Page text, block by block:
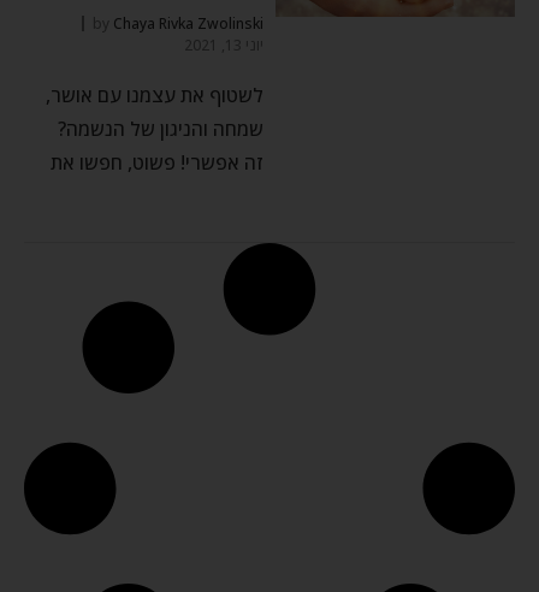
by Chaya Rivka Zwolinski
יוני 13, 2021
לשטוף את עצמנו עם אושר,
שמחה והניגון של הנשמה?
זה אפשרי! פשוט, חפשו את